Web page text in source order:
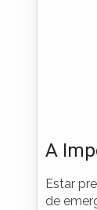
A
Estar
de